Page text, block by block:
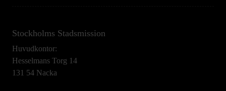
Stockholms Stadsmission
Huvudkontor:
Hesselmans Torg 14
131 54 Nacka